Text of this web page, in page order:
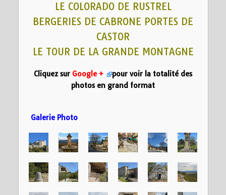
LE COLORADO DE RUSTREL
BERGERIES DE CABRONE PORTES DE
CASTOR
LE TOUR DE LA GRANDE MONTAGNE
Cliquez sur Google +
pour voir la totalité des
photos en grand format
Galerie Photo